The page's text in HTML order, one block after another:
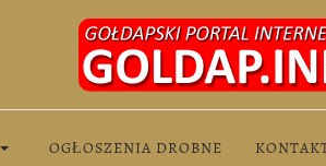
OGŁOSZENIA DROBNE